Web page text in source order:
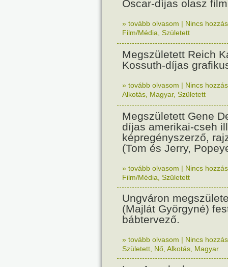
Oscar-díjas olasz
» tovább olvasom | Nincs
Film/Média Született
Megszületett Reich
Kossuth-díjas
» tovább olvasom | Nincs
Alkotás Magyar, Született
Megszületett Gene
díjas amerikai-cseh
képregényszerző,
(Tom és Jerry,
» tovább olvasom | Nincs
Film/Média Született
Ungváron
(Majlát Györgyné)
bábtervező.
» tovább olvasom | Nincs
Született Nő Alkotás Magyar